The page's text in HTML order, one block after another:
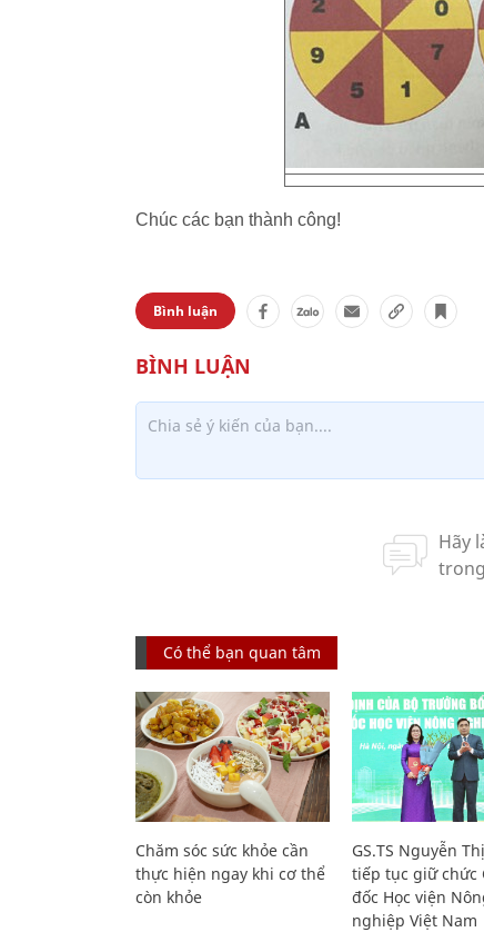
Chúc các bạn thành công!
Bình luận
Có thể bạn quan tâm
Chăm sóc sức khỏe cần
thực hiện ngay khi cơ thể
còn khỏe
GS.TS Nguyễn
tiếp tục giữ chức
đốc Học viện
nghiệp Việt Nam